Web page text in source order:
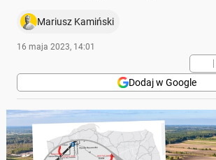
Mariusz Kamiński
16 maja 2023, 14:01
Dodaj w Google